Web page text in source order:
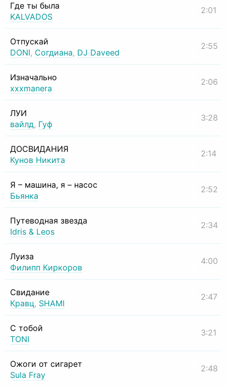
Где ты была
KALVADOS
2:01
Отпускай
DONI, Согдиана, DJ Daveed
2:55
Изначально
xxxmanera
2:06
ЛУИ
вайлд, Гуф
3:28
ДОСВИДАНИЯ
Кунов Никита
2:14
Я – машина, я – насос
Бьянка
2:52
Путеводная звезда
Idris & Leos
2:34
Луиза
Филипп Киркоров
4:00
Свидание
Кравц, SHAMI
2:47
С тобой
TONI
3:21
Ожоги от сигарет
Sula Fray
2:48